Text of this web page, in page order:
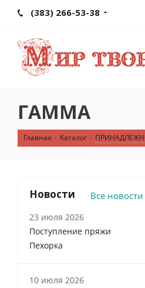
(383) 266-53-38
ГАММА
Главная - Каталог -
Новости Все новости
23 июля 2026
Поступление пряжи
Пехорка
10 июля 2026